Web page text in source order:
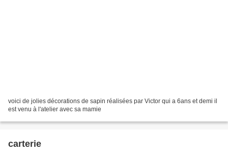
voici de jolies décorations de sapin réalisées par Victor qui a 6ans et demi il
est venu à l'atelier avec sa mamie
carterie